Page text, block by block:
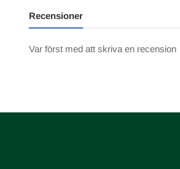
Recensioner
Var först med att skriva en recension